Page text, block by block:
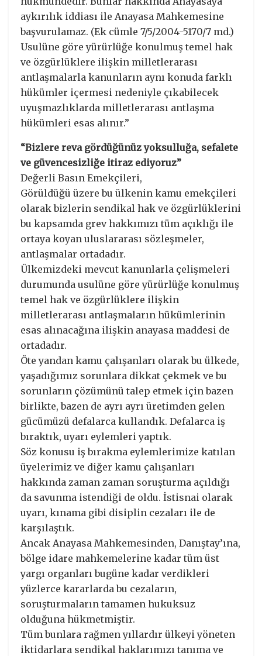
aykırılık iddiası ile Anayasa Mahkemesine
başvurulamaz. (Ek cümle 7/5/2004-5170/7 md.)
Usulüne göre yürürlüğe konulmuş temel hak
ve özgürlüklere ilişkin milletlerarası
antlaşmalarla kanunların aynı konuda farklı
hükümler içermesi nedeniyle çıkabilecek
uyuşmazlıklarda milletlerarası antlaşma
hükümleri esas alınır.”
“Bizlere reva gördüğünüz yoksulluğa, sefalete
ve güvencesizliğe itiraz ediyoruz”
Değerli Basın Emekçileri,
Görüldüğü üzere bu ülkenin kamu emekçileri
olarak bizlerin sendikal hak ve özgürlüklerini
bu kapsamda grev hakkımızı tüm açıklığı ile
ortaya koyan uluslararası sözleşmeler,
antlaşmalar ortadadır.
Ülkemizdeki mevcut kanunlarla çelişmeleri
durumunda usulüne göre yürürlüğe konulmuş
temel hak ve özgürlüklere ilişkin
milletlerarası antlaşmaların hükümlerinin
esas alınacağına ilişkin anayasa maddesi de
ortadadır.
Öte yandan kamu çalışanları olarak bu ülkede,
yaşadığımız sorunlara dikkat çekmek ve bu
sorunların çözümünü talep etmek için bazen
birlikte, bazen de ayrı ayrı üretimden gelen
gücümüzü defalarca kullandık. Defalarca iş
bıraktık, uyarı eylemleri yaptık.
Söz konusu iş bırakma eylemlerimize katılan
üyelerimiz ve diğer kamu çalışanları
hakkında zaman zaman soruşturma açıldığı
da savunma istendiği de oldu. İstisnai olarak
uyarı, kınama gibi disiplin cezaları ile de
karşılaştık.
Ancak Anayasa Mahkemesinden, Danıştay’ına,
bölge idare mahkemelerine kadar tüm üst
yargı organları bugüne kadar verdikleri
yüzlerce kararlarda bu cezaların,
soruşturmaların tamamen hukuksuz
olduğuna hükmetmiştir.
Tüm bunlara rağmen yıllardır ülkeyi yöneten
iktidarlara sendikal haklarımızı tanıma ve